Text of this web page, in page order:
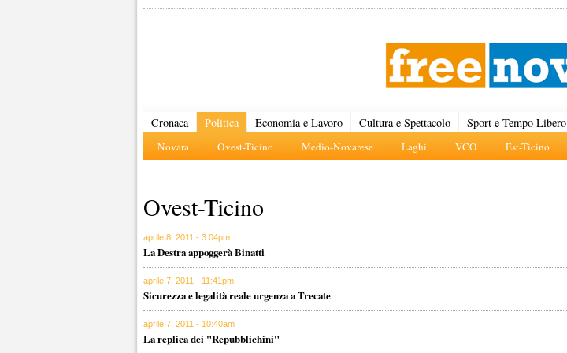
Cronaca Politica
Novara Ovest-Ticino Medio-Novarese Laghi VCO Est-Ticino
Economia e Lavoro Cultura e Spettacolo Sport e Tempo Libero
Ovest-Ticino
aprile 8, 2011 - 3:04pm
La Destra appoggerà Binatti
aprile 7, 2011 - 11:41pm
Sicurezza e legalità reale urgenza a Trecate
aprile 7, 2011 - 10:40am
La replica dei "Repubblichini"